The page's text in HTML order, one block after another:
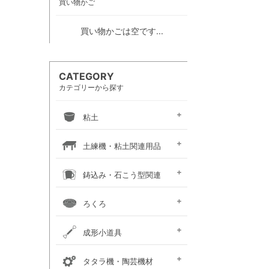
買い物かご
買い物かごは空です...
CATEGORY
カテゴリーから探す
粘土
信楽系粘土
伝統系粘土
創作系粘土
カラー粘土
陶紙
道具土
練り込み絵の具
土練機・粘土関連用品
常圧式土練機
真空式土練機
粘土板・粘土吸水板
粘土粉砕機
粘土練り台・作陶台
粘土貯蔵容器
粘土乾燥箱・棚
鋳込み・石こう型関連
鋳込み用原料
鋳込み用石膏型
鋳込み・石膏型用品
手押し用石膏型
ろくろ
手ろくろ
小型 電動ろくろ
大型 電動ろくろ
電動ろくろオプション
カメ板・芯出し用具
ろくろ作業台・椅子
成形小道具
成形用具セット
かきベラ
カンナ
こて
ヘラ
粘土板・粘土吸水板
延べ棒
切り弓・鹿皮・土かきベラ
トースカン
ポンス・型抜き
印花・装飾用道具
タタラ機・陶芸機材